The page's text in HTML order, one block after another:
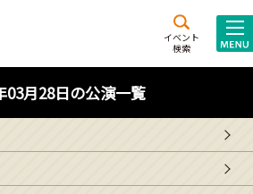
イベント
検索
西新井
文化ホール
03月28日の公演一覧